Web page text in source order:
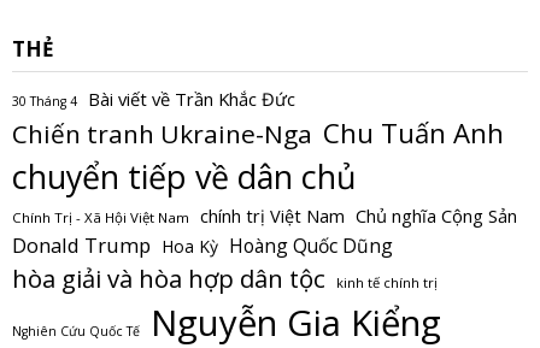
THẺ
30 Tháng 4 Bài viết về Trần Khắc Đức
Chiến tranh Ukraine-Nga Chu Tuấn Anh
chuyển tiếp về dân chủ
Chính Trị - Xã Hội Việt Nam chính trị Việt Nam Chủ nghĩa Cộng Sản
Donald Trump Hoa Kỳ Hoàng Quốc Dũng
hòa giải và hòa hợp dân tộc kinh tế chính trị
Nghiên Cứu Quốc Tế Nguyễn Gia Kiểng